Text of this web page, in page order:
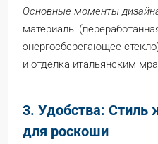
Основные моменты
материалы
энергосберегающее
и отделка итальянским
3. Удобства: Стиль
для роскоши